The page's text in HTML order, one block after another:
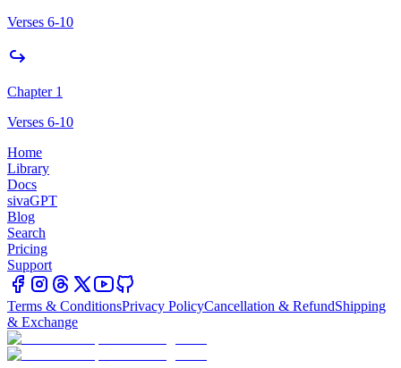
Verses 6-10
Chapter 1
Verses 6-10
Home
Library
Docs
sivaGPT
Blog
Search
Pricing
Support
Terms & ConditionsPrivacy PolicyCancellation & RefundShipping
& Exchange